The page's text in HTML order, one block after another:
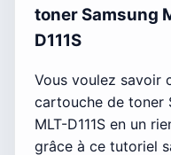
toner Samsung
D111S
Vous voulez savoir
cartouche de toner
MLT-D111S en un
grâce à ce tutoriel